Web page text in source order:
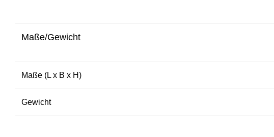
Maße/Gewicht
Maße (L x B x H)
Gewicht